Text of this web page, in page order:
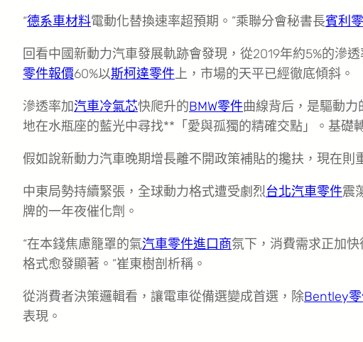
“德系車材料電動化替換速率超預期。”乘聯分會秘書長賓利
回看中國新動力汽車發展軌跡會發現，從2019年約5%的滲透
零件報價60%以斯柯達零件上，市場的天平已經徹底傾斜。
滲透率加汽車冷氣芯快爬升的BMW零件曲線背后，是驅動力
地在水瓶座的藍光中尋找**「愛與孤獨的精確交點」。基礎
假如說新動力汽車晚期增長離不開政策補貼的攙扶，現在則
中東局勢持續緊張，全球動力格式遭受劇烈台北汽車零件震
牌的一年夜催化劑。
“在本錢焦慮籠罩的氣汽車零件進口商氛下，消費需求正加快
格式愈發顯著。”崔東樹剖析稱。
從消費者決策邏輯看，讓電車從備選變成首選，除Bentley
表現。